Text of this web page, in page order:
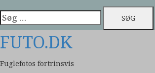
Søg
efter:
FUTO.DK
Fuglefotos fortrinsvis